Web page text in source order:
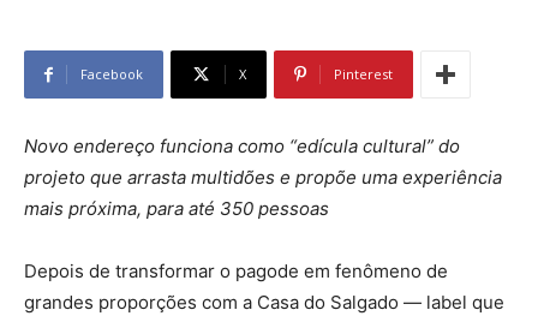
Facebook X Pinterest
Novo endereço funciona como “edícula cultural” do
projeto que arrasta multidões e propõe uma experiência
mais próxima, para até 350 pessoas
Depois de transformar o pagode em fenômeno de
grandes proporções com a Casa do Salgado — label que